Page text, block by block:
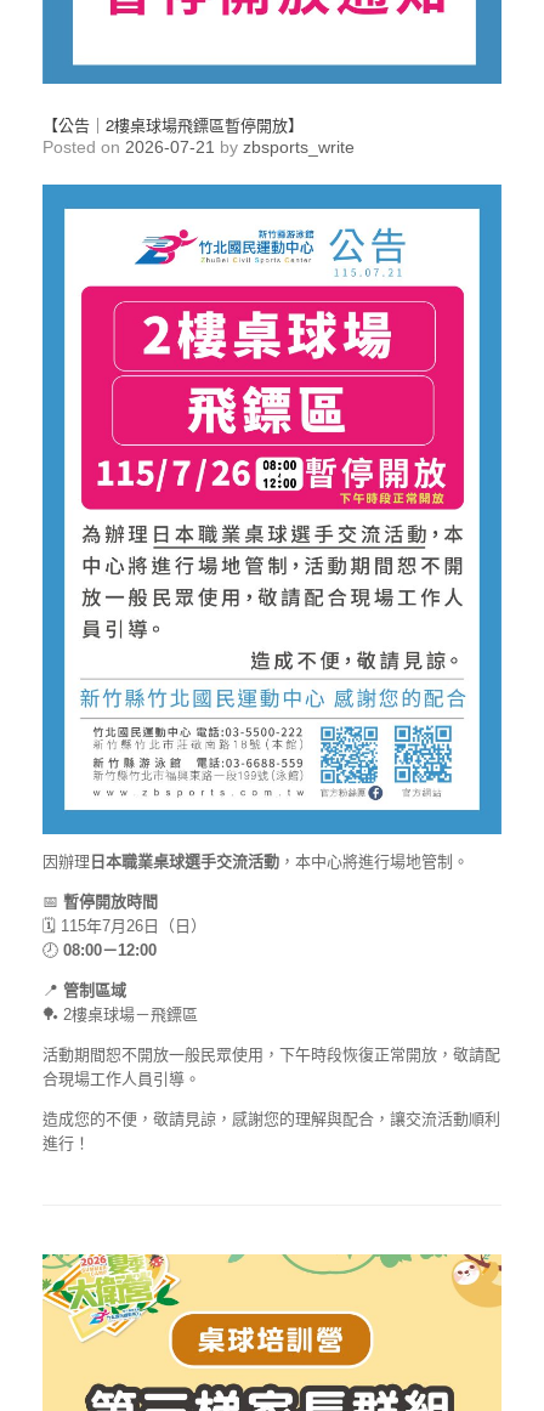
【公告｜2樓桌球場飛鏢區暫停開放】
Posted on 2026-07-21 by zbsports_write
因辦理 日本職業桌球選手交流活動 ，本中心將進行場地管制。
📅 暫停開放時間
🗓️ 115年7月26日（日）
🕗 08:00－12:00
📍 管制區域
🏓 2樓桌球場－飛鏢區
活動期間恕不開放一般民眾使用，下午時段恢復正常開放，敬請配
合現場工作人員引導。
造成您的不便，敬請見諒，感謝您的理解與配合，讓交流活動順利
進行！